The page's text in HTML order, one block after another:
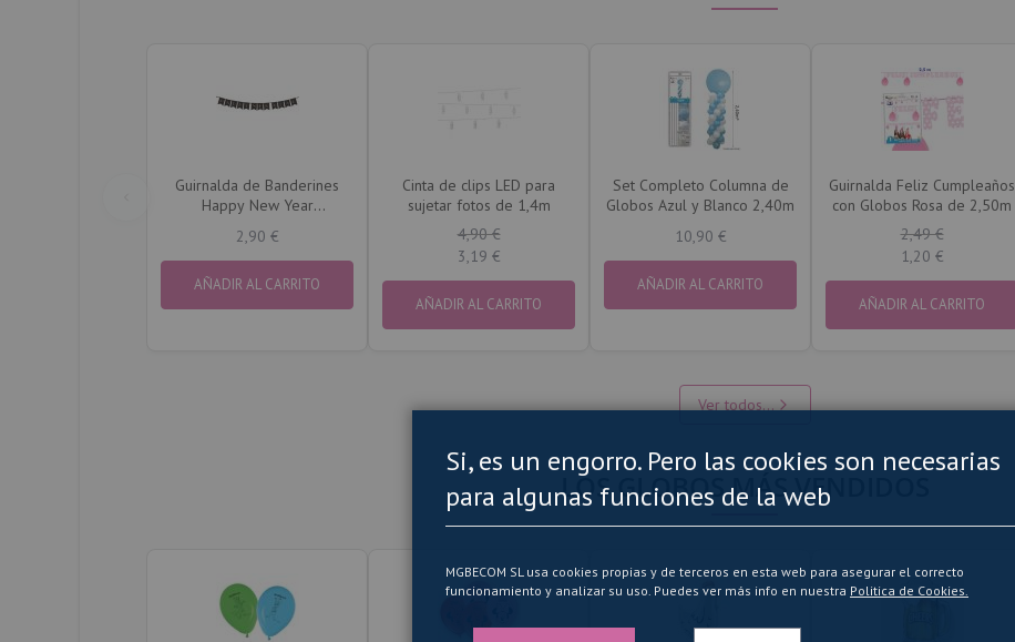
Guirnalda de Banderines
Happy New Year
2,90 €
AÑADIR AL CARRITO
Cinta de clips LED para
sujetar fotos de 1,4m
4,90 €
3,19 €
AÑADIR AL CARRITO
Set Completo Columna de
Globos Azul y Blanco 2,40m
10,90 €
AÑADIR AL CARRITO
Guirnalda Feliz Cumpleaños
con Globos Rosa de 2,50m
2,49 €
1,20 €
AÑADIR AL CARRITO
Ver todos...
LOS GLOBOS MÁS VENDIDOS
Si, es un engorro. Pero las cookies son necesarias
para algunas funciones de la web
MGBECOM SL usa cookies propias y de terceros en esta web para asegurar el correcto
funcionamiento y analizar su uso. Puedes ver más info en nuestra Politica de Cookies.